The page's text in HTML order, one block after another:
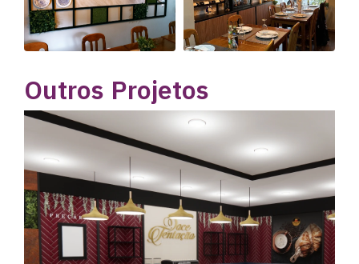
Outros Projetos